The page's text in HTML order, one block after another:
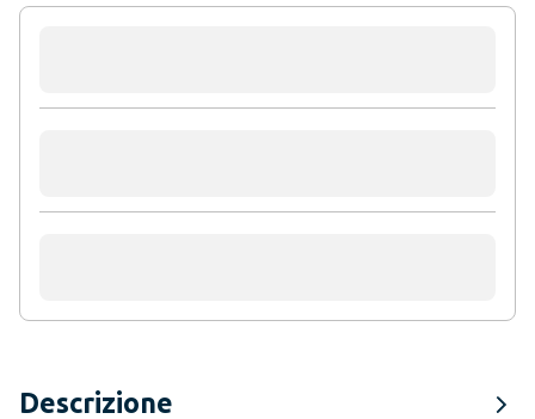
Descrizione